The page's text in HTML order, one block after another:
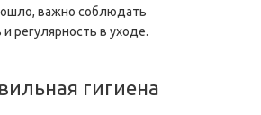
важно соблюдать
регулярность в уходе.
гигиена